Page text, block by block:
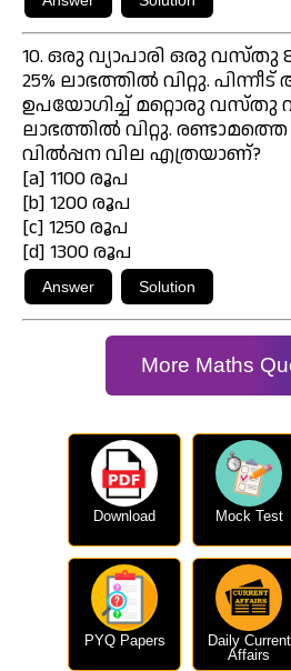
10. ഒരു വ്യാപാരി ഒരു വസ്തു
25% ലാഭത്തിൽ വിറ്റു.
ഉപയോഗിച്ച് മറ്റൊരു വസ്തു
ലാഭത്തിൽ വിറ്റു.
വിൽപ്പന വില എത്രയാണ്?
[a] 1100 രൂപ
[b] 1200 രൂപ
[c] 1250 രൂപ
[d] 1300 രൂപ
More Maths
Download Mock Test
PYQ Papers
Daily Current
Affairs